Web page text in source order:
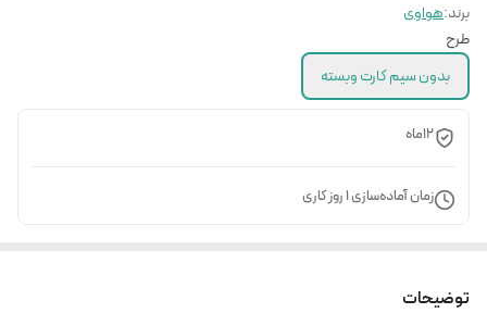
برند:هواوی
طرح
بدون سیم کارت وبسته
12ماه
زمان آماده‌سازی1روز کاری
توضیحات